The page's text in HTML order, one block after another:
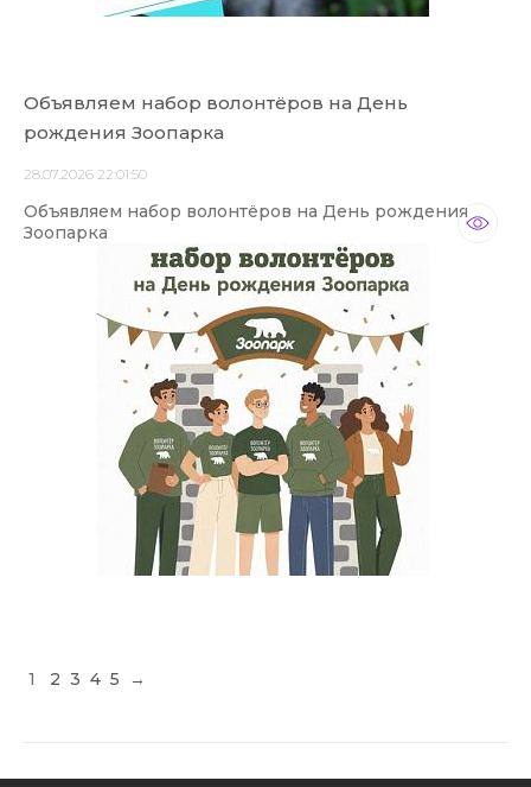
Объявляем набор волонтёров на День
рождения Зоопарка
28.07.2026 22:01:50
Объявляем набор волонтёров на День рождения
Зоопарка
1 2 3 4 5 →